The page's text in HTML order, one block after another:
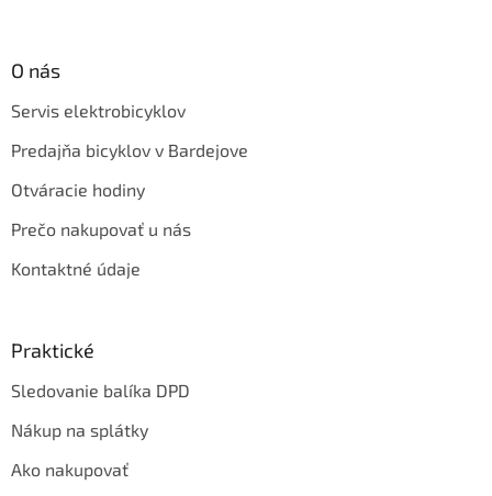
O nás
Servis elektrobicyklov
Predajňa bicyklov v Bardejove
Otváracie hodiny
Prečo nakupovať u nás
Kontaktné údaje
Praktické
Sledovanie balíka DPD
Nákup na splátky
Ako nakupovať